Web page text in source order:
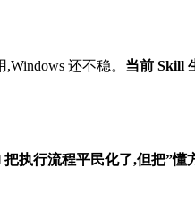
还不稳。 当前 Skill
把执行流程平民化了,但把”懂